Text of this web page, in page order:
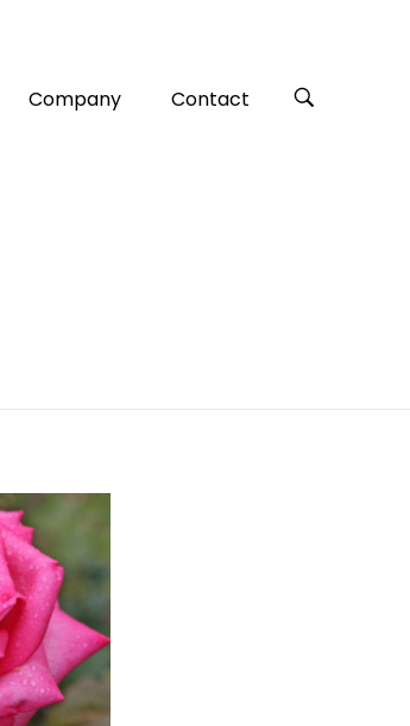
Company Contact